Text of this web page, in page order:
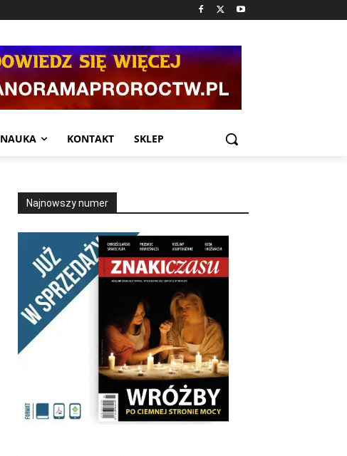
NAUKA KONTAKT SKLEP
Najnowszy numer